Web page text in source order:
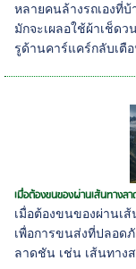
หลายคนล้างรถเองที่
มักจะเผลอใช้ผ้าเช็ด
รูด้านคาร์แคร์กลับเตื
เมื่อต้องขนของผ่านเส้นทางล
เมื่อต้องขนของผ่านเ
เพื่อการขนส่งที่ปลอด
ลาดชัน เช่น เส้นทางส